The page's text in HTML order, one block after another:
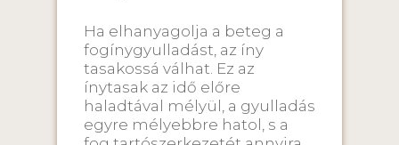
Ha elhanyagolja a beteg a
fogínygyulladást, az íny
tasakossá válhat. Ez az
ínytasak az idő előre
haladtával mélyül, a gyulladás
egyre mélyebbre hatol, s a